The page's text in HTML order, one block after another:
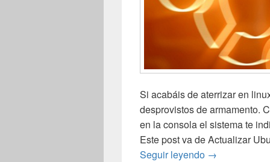
Si acabáis de aterrizar en
desprovistos de armamento.
en la consola el sistema te
Este post va de Actualizar
Seguir leyendo Actualizar
→